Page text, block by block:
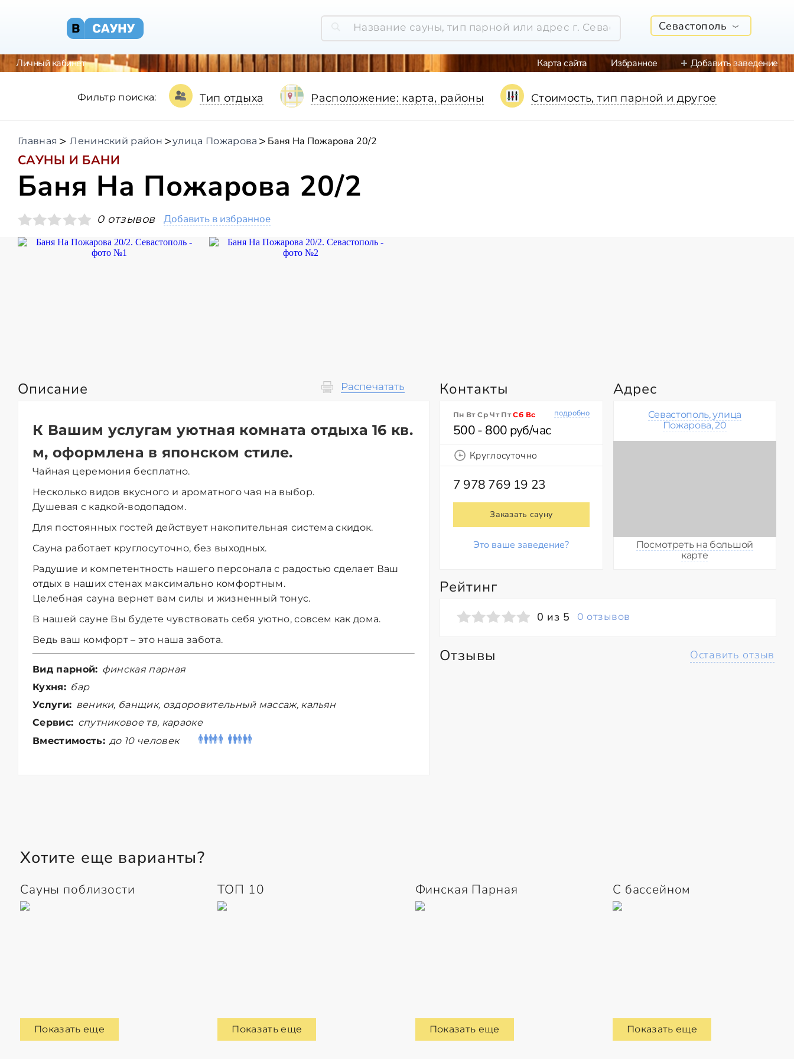
Севастополь
Личный кабинет Карта сайта Избранное Добавить заведение
Фильтр поиска: Тип отдыха Расположение: карта, районы Стоимость, тип парной и другое
Главная Ленинский район улица Пожарова Баня На Пожарова 20/2
САУНЫ И БАНИ
Баня На Пожарова 20/2
0 отзывов Добавить в избранное
Описание Распечатать
К Вашим услугам уютная комната отдыха 16 кв.
м, оформлена в японском стиле.
Чайная церемония бесплатно.
Несколько видов вкусного и ароматного чая на выбор.
Душевая с кадкой-водопадом.
Для постоянных гостей действует накопительная система скидок.
Сауна работает круглосуточно, без выходных.
Радушие и компетентность нашего персонала с радостью сделает Ваш
отдых в наших стенах максимально комфортным.
Целебная сауна вернет вам силы и жизненный тонус.
В нашей сауне Вы будете чувствовать себя уютно, совсем как дома.
Ведь ваш комфорт – это наша забота.
Вид парной: финская парная
Кухня: бар
Услуги: веники, банщик, оздоровительный массаж, кальян
Сервис: спутниковое тв, караоке
Вместимость: до 10 человек
Контакты
подробно
Пн Вт Ср Чт ПтСб Вс
500 - 800 руб/час
Круглосуточно
7 978 769 19 23
Заказать сауну
Это ваше заведение?
Адрес
Севастополь, улица
Пожарова, 20
Посмотреть на большой
карте
Рейтинг
0 из 5 0 отзывов
Отзывы Оставить отзыв
Хотите еще варианты?
Сауны поблизости
Показать еще
ТОП 10
Показать еще
Финская Парная
Показать еще
С бассейном
Показать еще